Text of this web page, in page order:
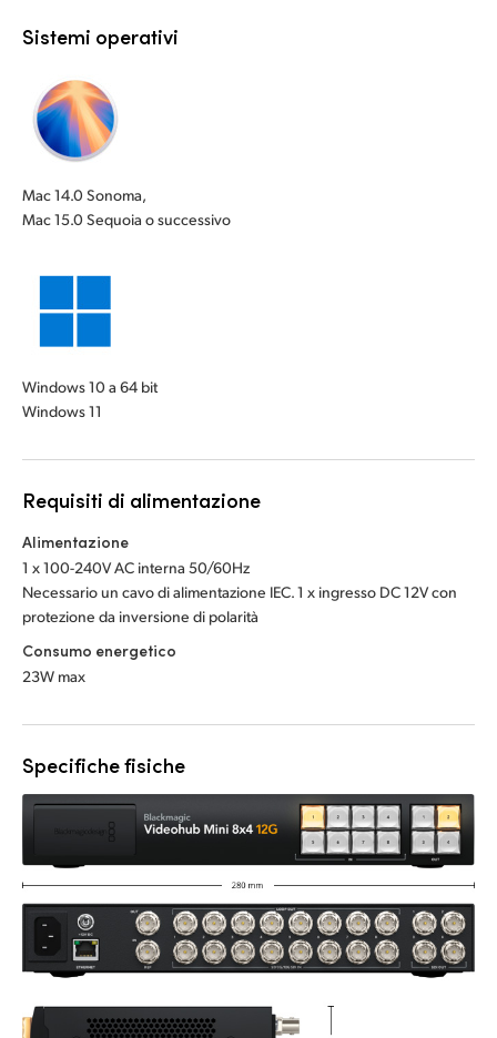
Sistemi operativi
Mac 14.0 Sonoma,
Mac 15.0 Sequoia o successivo
Windows 10 a 64 bit
Windows 11
Requisiti di alimentazione
Alimentazione
1 x 100-240V AC interna 50/60Hz
Necessario un cavo di alimentazione IEC. 1 x ingresso DC 12V con
protezione da inversione di polarità
Consumo energetico
23W max
Specifiche fisiche